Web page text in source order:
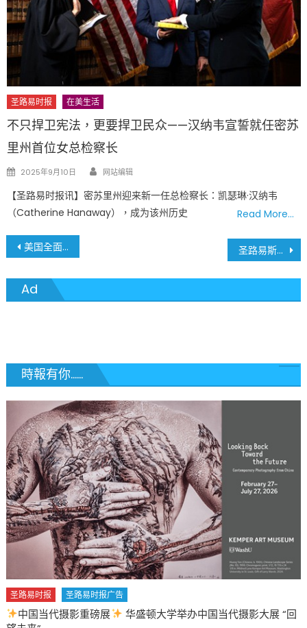
圣路易时报 在美生活
不只捍卫宪法，更要捍卫民众——汉纳韦宣誓就任密苏
里州首位女总检察长
Posted
2025年9月10日 Author
网站编辑
【圣路易时报讯】密苏里州迎来新一任总检察长：凯瑟琳·汉纳韦
（Catherine Hanaway），成为该州历史
Read More…
文
章
導
美国全面收紧签证政策：面试豁免取消、费用飙升 留学生与家庭面临更高门槛 圣路易斯惠特菲尔德学校宣布700万美元历史性投资 推动校园三大变革项目 The Whitfield School Unveils $7 Million Investment in Transformational Campus Projects
Ad
時報有你......
圣路易时报 圣路易时报广告